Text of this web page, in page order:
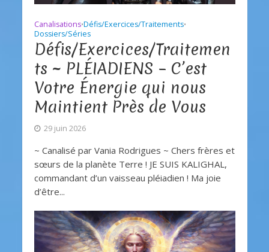
Canalisations•Défis/Exercices/Traitements•
Dossiers/Séries
Défis/Exercices/Traitemen
ts ~ PLÉIADIENS – C’est
Votre Énergie qui nous
Maintient Près de Vous
29 juin 2026
~ Canalisé par Vania Rodrigues ~ Chers frères et
sœurs de la planète Terre ! JE SUIS KALIGHAL,
commandant d’un vaisseau pléiadien ! Ma joie
d’être...